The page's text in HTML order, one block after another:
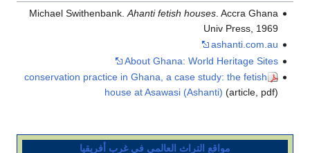
Michael Swithenbank. Ahanti fetish houses. Accra Ghana
Univ Press, 1969
ashanti.com.au
About Ghana: World Heritage Sites
conservation practice in Ghana, a case study: the fetish
house at Asawasi (Ashanti) (article, pdf)
مواقع التراث العالمي في غرب أفريقيا